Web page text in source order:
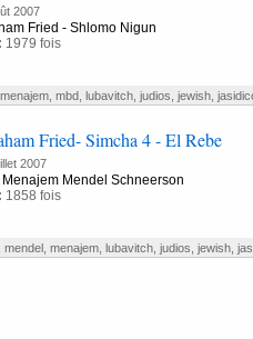
2007
Fried - Shlomo Nigun
1979 fois
menajem, mbd, lubavitch, judios jewish,
Fried- Simcha 4 - El Rebe
2007
Menajem Mendel Schneerson
1858 fois
mendel, menajem, lubavitch, judios jewish,